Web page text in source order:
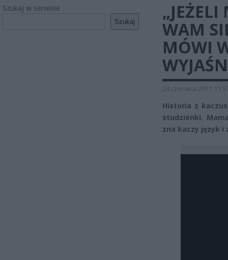
Szukaj w serwisie
Szukaj
„JEŻELI
WAM
MÓWI
24 czerwca 2017
Historia z
studzienki.
zna kaczy język i